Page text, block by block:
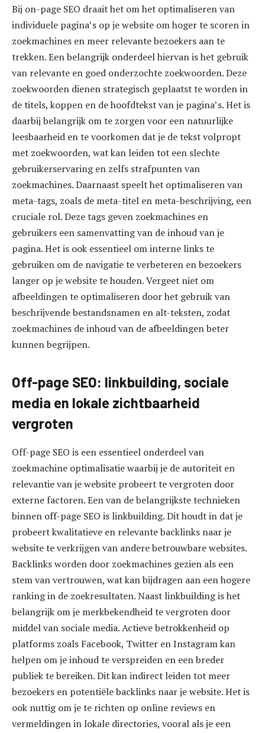
Bij on-page SEO draait het om het optimaliseren van
individuele pagina’s op je website om hoger te scoren in
zoekmachines en meer relevante bezoekers aan te
trekken. Een belangrijk onderdeel hiervan is het gebruik
van relevante en goed onderzochte zoekwoorden. Deze
zoekwoorden dienen strategisch geplaatst te worden in
de titels, koppen en de hoofdtekst van je pagina’s. Het is
daarbij belangrijk om te zorgen voor een natuurlijke
leesbaarheid en te voorkomen dat je de tekst volpropt
met zoekwoorden, wat kan leiden tot een slechte
gebruikerservaring en zelfs strafpunten van
zoekmachines. Daarnaast speelt het optimaliseren van
meta-tags, zoals de meta-titel en meta-beschrijving, een
cruciale rol. Deze tags geven zoekmachines en
gebruikers een samenvatting van de inhoud van je
pagina. Het is ook essentieel om interne links te
gebruiken om de navigatie te verbeteren en bezoekers
langer op je website te houden. Vergeet niet om
afbeeldingen te optimaliseren door het gebruik van
beschrijvende bestandsnamen en alt-teksten, zodat
zoekmachines de inhoud van de afbeeldingen beter
kunnen begrijpen.
Off-page SEO: linkbuilding, sociale
media en lokale zichtbaarheid
vergroten
Off-page SEO is een essentieel onderdeel van
zoekmachine optimalisatie waarbij je de autoriteit en
relevantie van je website probeert te vergroten door
externe factoren. Een van de belangrijkste technieken
binnen off-page SEO is linkbuilding. Dit houdt in dat je
probeert kwalitatieve en relevante backlinks naar je
website te verkrijgen van andere betrouwbare websites.
Backlinks worden door zoekmachines gezien als een
stem van vertrouwen, wat kan bijdragen aan een hogere
ranking in de zoekresultaten. Naast linkbuilding is het
belangrijk om je merkbekendheid te vergroten door
middel van sociale media. Actieve betrokkenheid op
platforms zoals Facebook, Twitter en Instagram kan
helpen om je inhoud te verspreiden en een breder
publiek te bereiken. Dit kan indirect leiden tot meer
bezoekers en potentiële backlinks naar je website. Het is
ook nuttig om je te richten op online reviews en
vermeldingen in lokale directories, vooral als je een